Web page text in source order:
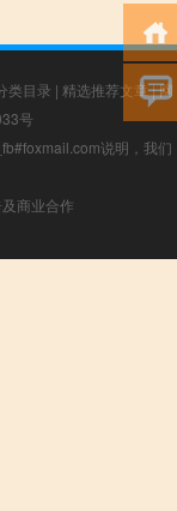
类目录 | 精选推荐文章|网
号
说明，我们
商业合作